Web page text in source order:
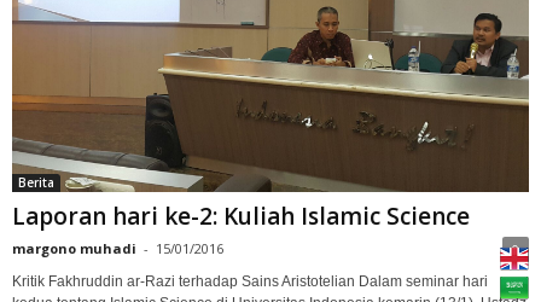
Berita
Laporan hari ke-2: Kuliah Islamic Science
margono muhadi - 15/01/2016 0
Kritik Fakhruddin ar-Razi terhadap Sains Aristotelian Dalam seminar hari